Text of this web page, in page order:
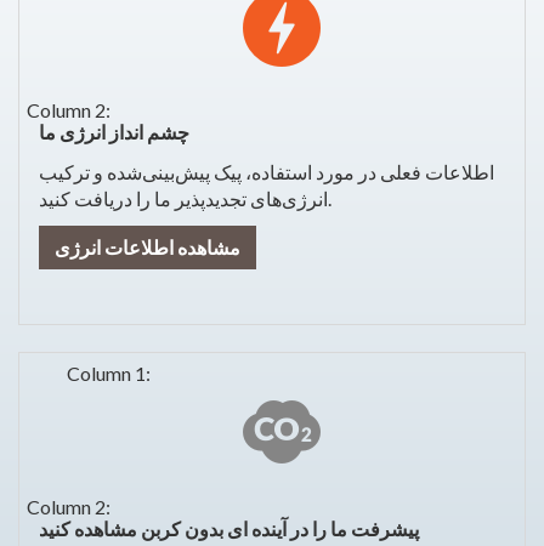
چشم انداز انرژی ما
اطلاعات فعلی در مورد استفاده، پیک پیش‌بینی‌شده و ترکیب
مشاهده اطلاعات انرژی
پیشرفت ما را در آینده ای بدون کربن مشاهده کنید